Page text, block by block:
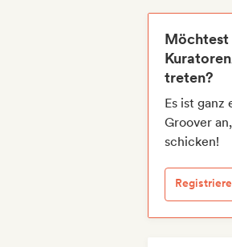
Möchtest
treten?
Es ist
Groover
schicken!